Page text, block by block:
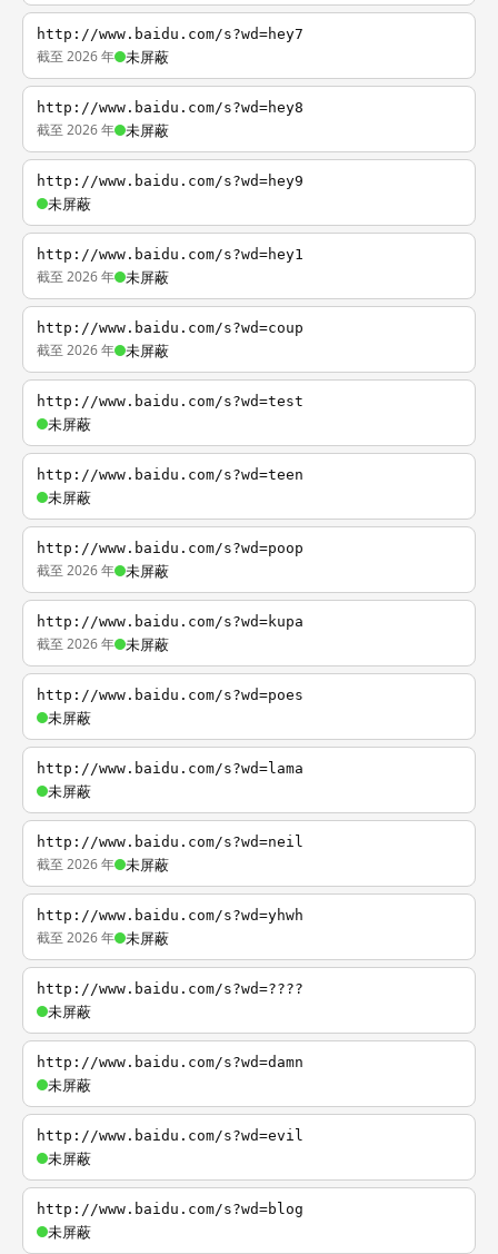
http://www.baidu.com/s?wd=hey7
截至 2026 年 未屏蔽
http://www.baidu.com/s?wd=hey8
截至 2026 年 未屏蔽
http://www.baidu.com/s?wd=hey9
未屏蔽
http://www.baidu.com/s?wd=hey1
截至 2026 年 未屏蔽
http://www.baidu.com/s?wd=coup
截至 2026 年 未屏蔽
http://www.baidu.com/s?wd=test
未屏蔽
http://www.baidu.com/s?wd=teen
未屏蔽
http://www.baidu.com/s?wd=poop
截至 2026 年 未屏蔽
http://www.baidu.com/s?wd=kupa
截至 2026 年 未屏蔽
http://www.baidu.com/s?wd=poes
未屏蔽
http://www.baidu.com/s?wd=lama
未屏蔽
http://www.baidu.com/s?wd=neil
截至 2026 年 未屏蔽
http://www.baidu.com/s?wd=yhwh
截至 2026 年 未屏蔽
http://www.baidu.com/s?wd=????
未屏蔽
http://www.baidu.com/s?wd=damn
未屏蔽
http://www.baidu.com/s?wd=evil
未屏蔽
http://www.baidu.com/s?wd=blog
未屏蔽